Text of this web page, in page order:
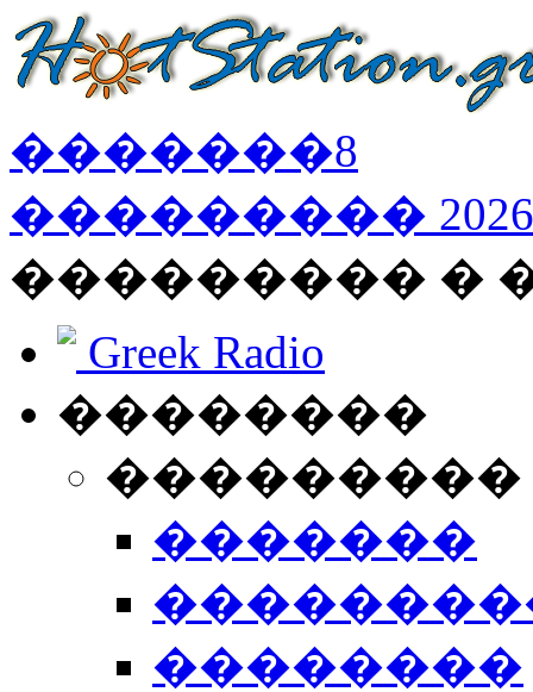
�������8
��������� 2026
��������� �
Greek Radio
��������
�������
��������